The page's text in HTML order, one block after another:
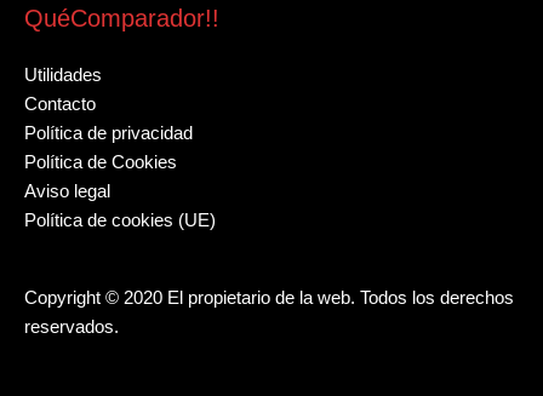
QuéComparador!!
Utilidades
Contacto
Política de privacidad
Política de Cookies
Aviso legal
Política de cookies (UE)
Copyright © 2020 El propietario de la web. Todos los derechos
reservados.